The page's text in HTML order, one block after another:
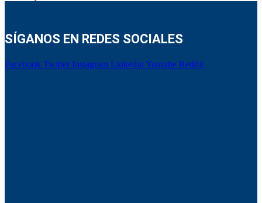
SÍGANOS EN REDES SOCIALES
Facebook Twitter Instagram Linkedin Youtube Reddit